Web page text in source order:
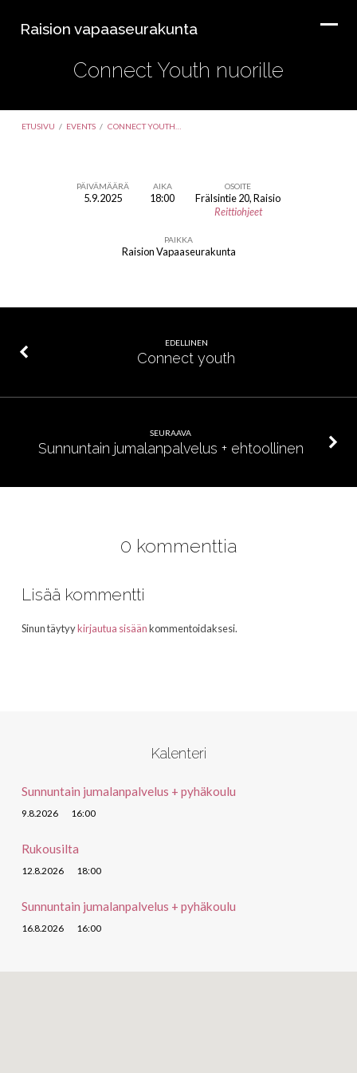
Raision vapaaseurakunta
Connect Youth nuorille
ETUSIVU / EVENTS / CONNECT YOUTH…
PÄIVÄMÄÄRÄ
5.9.2025
AIKA
18:00
OSOITE
Frälsintie 20, Raisio
Reittiohjeet
PAIKKA
Raision Vapaaseurakunta
EDELLINEN
Connect youth
SEURAAVA
Sunnuntain jumalanpalvelus + ehtoollinen
0 kommenttia
Lisää kommentti
Sinun täytyykirjautua sisäänkommentoidaksesi.
Kalenteri
Sunnuntain jumalanpalvelus + pyhäkoulu
9.8.2026 16:00
Rukousilta
12.8.2026 18:00
Sunnuntain jumalanpalvelus + pyhäkoulu
16.8.2026 16:00